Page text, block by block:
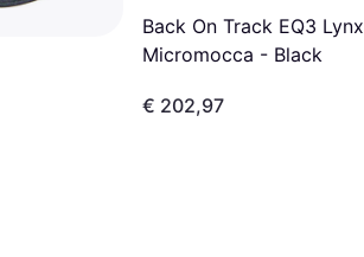
Back On Track EQ3 Lynx
Micromocca - Black
€ 202,97